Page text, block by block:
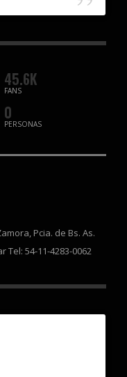
45.6K
FANS
0
PERSONAS
Pcia. de Bs. As.
54-11-4283-0062